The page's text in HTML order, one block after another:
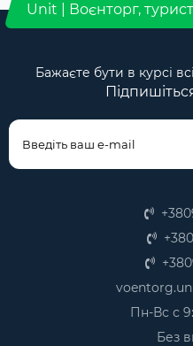
Unit | Воєнторг,
Бажаєте бути в курсі
Пн-Вс с
Без